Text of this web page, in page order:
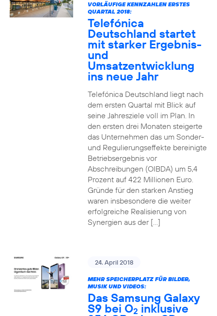
VORLÄUFIGE KENNZAHLEN ERSTES
QUARTAL 2018:
Telefónica
Deutschland startet
mit starker Ergebnis-
und
Umsatzentwicklung
ins neue Jahr
Telefónica Deutschland liegt nach
dem ersten Quartal mit Blick auf
seine Jahresziele voll im Plan. In
den ersten drei Monaten steigerte
das Unternehmen das um Sonder-
und Regulierungseffekte bereinigte
Betriebsergebnis vor
Abschreibungen (OIBDA) um 5,4
Prozent auf 422 Millionen Euro.
Gründe für den starken Anstieg
waren insbesondere die weiter
erfolgreiche Realisierung von
Synergien aus der […]
24. April 2018
MEHR SPEICHERPLATZ FÜR BILDER,
MUSIK UND VIDEOS:
Das Samsung Galaxy
S9 bei O2 inklusive